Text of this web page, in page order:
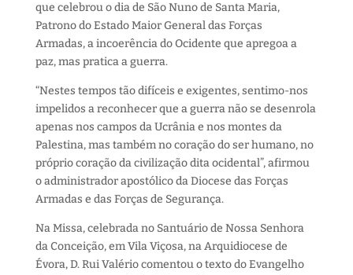
que celebrou o dia de São Nuno de Santa Maria,
Patrono do Estado Maior General das Forças
Armadas, a incoerência do Ocidente que apregoa a
paz, mas pratica a guerra.
“Nestes tempos tão difíceis e exigentes, sentimo-nos
impelidos a reconhecer que a guerra não se desenrola
apenas nos campos da Ucrânia e nos montes da
Palestina, mas também no coração do ser humano, no
próprio coração da civilização dita ocidental”, afirmou
o administrador apostólico da Diocese das Forças
Armadas e das Forças de Segurança.
Na Missa, celebrada no Santuário de Nossa Senhora
da Conceição, em Vila Viçosa, na Arquidiocese de
Évora, D. Rui Valério comentou o texto do Evangelho